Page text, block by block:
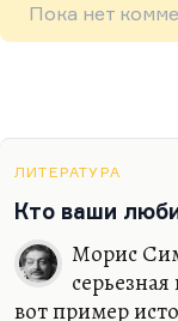
Пока нет
ЛИТЕРАТУРА
Кто ваши
Морис
вот пример